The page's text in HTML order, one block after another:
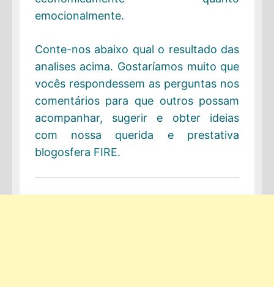
emocionalmente.
Conte-nos abaixo qual o resultado das
analises acima. Gostaríamos muito que
vocês respondessem as perguntas nos
comentários para que outros possam
acompanhar, sugerir e obter ideias
com nossa querida e prestativa
blogosfera FIRE.